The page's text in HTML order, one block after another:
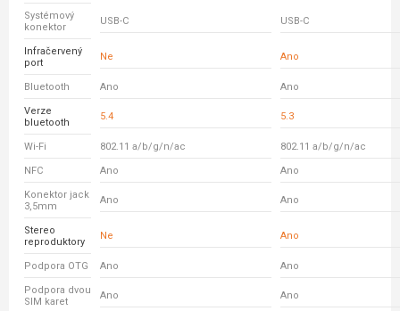
Systémový
konektor
USB-C USB-C
Infračervený
port
Ne Ano
Bluetooth Ano Ano
Verze
bluetooth
5.4 5.3
Wi-Fi 802.11 a/b/g/n/ac 802.11 a/b/g/n/ac
NFC Ano Ano
Konektor jack
3,5mm
Ano Ano
Stereo
reproduktory
Ne Ano
Podpora OTG Ano Ano
Podpora dvou
SIM karet
Ano Ano